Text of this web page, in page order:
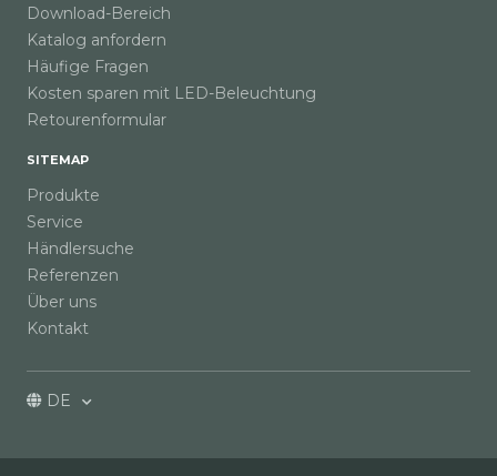
Download-Bereich
Katalog anfordern
Häufige Fragen
Kosten sparen mit LED-Beleuchtung
Retourenformular
SITEMAP
Produkte
Service
Händlersuche
Referenzen
Über uns
Kontakt
DE